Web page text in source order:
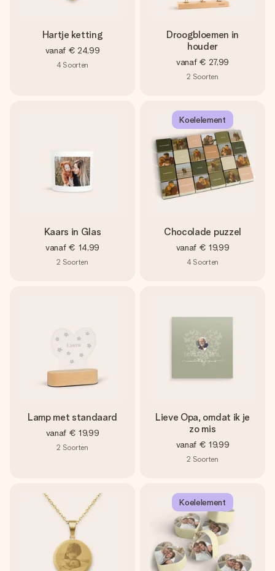
Hartje ketting
vanaf € 24,99
4 Soorten
Droogbloemen in
houder
vanaf € 27,99
2 Soorten
Kaars in Glas
vanaf € 14,99
2 Soorten
Koelelement
Chocolade puzzel
vanaf € 19,99
4 Soorten
Lamp met standaard
vanaf € 19,99
2 Soorten
Lieve Opa, omdat ik je
zo mis
vanaf € 19,99
2 Soorten
Koelelement